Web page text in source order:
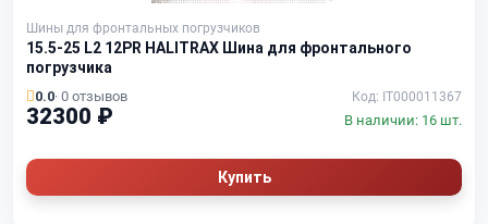
Шины для фронтальных погрузчиков
15.5-25 L2 12PR HALITRAX Шина для фронтального
погрузчика
0.0· 0 отзывов Код: IT000011367
32300 ₽ В наличии: 16 шт.
Купить